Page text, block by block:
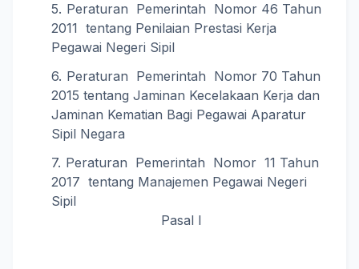
Peraturan Pemerintah Nomor 46 Tahun
2011 tentang Penilaian Prestasi Kerja
Pegawai Negeri Sipil
Peraturan Pemerintah Nomor 70 Tahun
2015 tentang Jaminan Kecelakaan Kerja dan
Jaminan Kematian Bagi Pegawai Aparatur
Sipil Negara
Peraturan Pemerintah Nomor 11 Tahun
2017 tentang Manajemen Pegawai Negeri
Sipil
Pasal I